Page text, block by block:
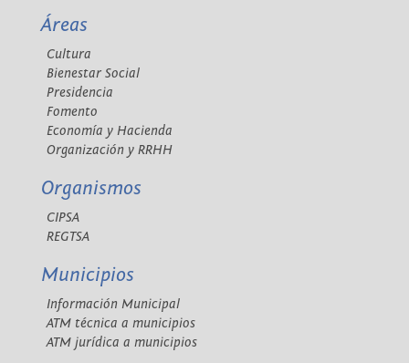
Áreas
Cultura
Bienestar Social
Presidencia
Fomento
Economía y Hacienda
Organización y RRHH
Organismos
CIPSA
REGTSA
Municipios
Información Municipal
ATM técnica a municipios
ATM jurídica a municipios